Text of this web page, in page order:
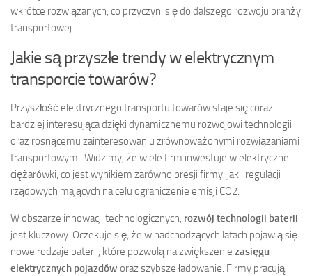
wkrótce rozwiązanych, co przyczyni się do dalszego rozwoju branży
transportowej.
Jakie są przyszłe trendy w elektrycznym
transporcie towarów?
Przyszłość elektrycznego transportu towarów staje się coraz
bardziej interesująca dzięki dynamicznemu rozwojowi technologii
oraz rosnącemu zainteresowaniu zrównoważonymi rozwiązaniami
transportowymi. Widzimy, że wiele firm inwestuje w elektryczne
ciężarówki, co jest wynikiem zarówno presji firmy, jak i regulacji
rządowych mających na celu ograniczenie emisji CO2.
W obszarze innowacji technologicznych, rozwój technologii baterii
jest kluczowy. Oczekuje się, że w nadchodzących latach pojawią się
nowe rodzaje baterii, które pozwolą na zwiększenie zasięgu
elektrycznych pojazdów oraz szybsze ładowanie. Firmy pracują